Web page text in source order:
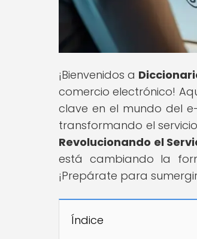
¡Bienvenidos a
comercio electrónico!
clave en el mundo del
transformando el
Revolucionando el
está cambiando la
¡Prepárate para
Índice